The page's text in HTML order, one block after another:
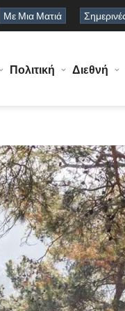
Με Μια Ματιά
Πολιτική Διεθνή